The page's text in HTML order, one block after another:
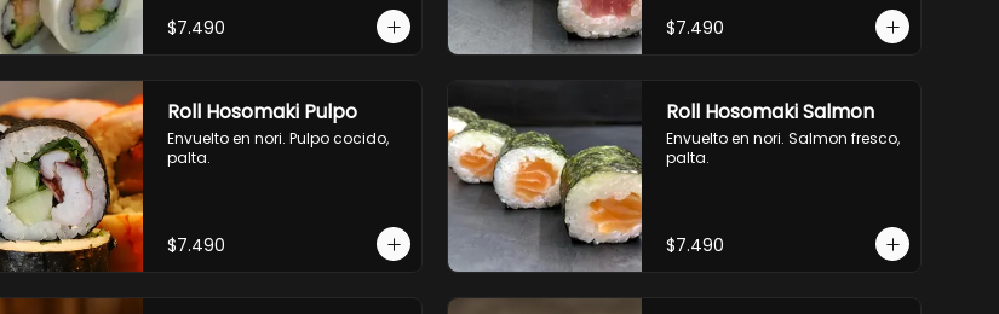
$7.490 $7.490
Roll Hosomaki Pulpo
Envuelto en nori. Pulpo cocido,
palta.
$7.490
Roll Hosomaki Salmon
Envuelto en nori. Salmon fresco,
palta.
$7.490